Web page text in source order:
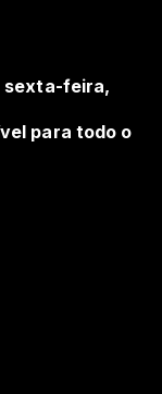
sexta-feira,
para todo o